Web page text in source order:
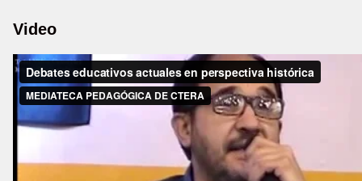
Video